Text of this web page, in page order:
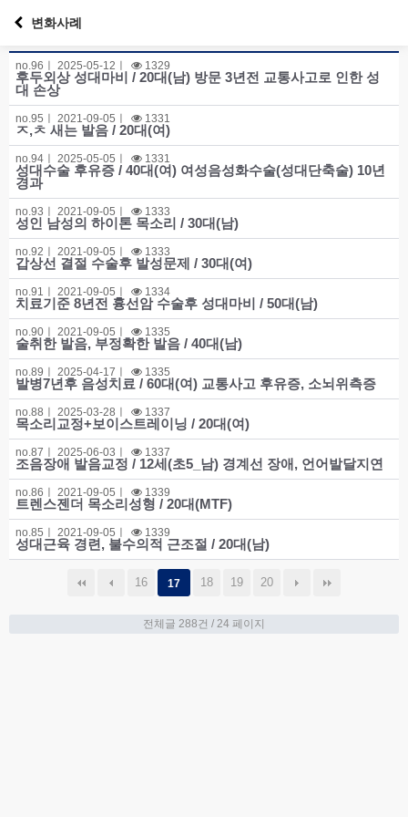
변화사례
no.96ㅣ 2025-05-12 1329
후두외상 성대마비 / 20대(남) 방문 3년전 교통사고로 인한 성
대 손상
no.95ㅣ 2021-09-05 1331
ㅈ,ㅊ 새는 발음 / 20대(여)
no.94ㅣ 2025-05-05 1331
성대수술 후유증 / 40대(여) 여성음성화수술(성대단축술) 10년
경과
no.93ㅣ 2021-09-05 1333
성인 남성의 하이톤 목소리 / 30대(남)
no.92ㅣ 2021-09-05 1333
갑상선 결절 수술후 발성문제 / 30대(여)
no.91ㅣ 2021-09-05 1334
치료기준 8년전 흉선암 수술후 성대마비 / 50대(남)
no.90ㅣ 2021-09-05 1335
술취한 발음, 부정확한 발음 / 40대(남)
no.89ㅣ 2025-04-17 1335
발병7년후 음성치료 / 60대(여) 교통사고 후유증, 소뇌위측증
no.88ㅣ 2025-03-28 1337
목소리교정+보이스트레이닝 / 20대(여)
no.87ㅣ 2025-06-03 1337
조음장애 발음교정 / 12세(초5_남) 경계선 장애, 언어발달지연
no.86ㅣ 2021-09-05 1339
트렌스젠더 목소리성형 / 20대(MTF)
no.85ㅣ 2021-09-05 1339
성대근육 경련, 불수의적 근조절 / 20대(남)
16 17 18 19 20
전체글 288건 / 24 페이지